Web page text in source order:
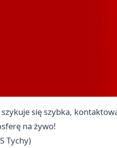
się szybka,
na żywo!
Tychy)